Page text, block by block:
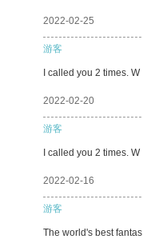
2022-02-25
游客
I called you 2 times. W
2022-02-20
游客
I called you 2 times. W
2022-02-16
游客
The world's best fantas